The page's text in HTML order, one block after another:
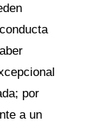
por
a un